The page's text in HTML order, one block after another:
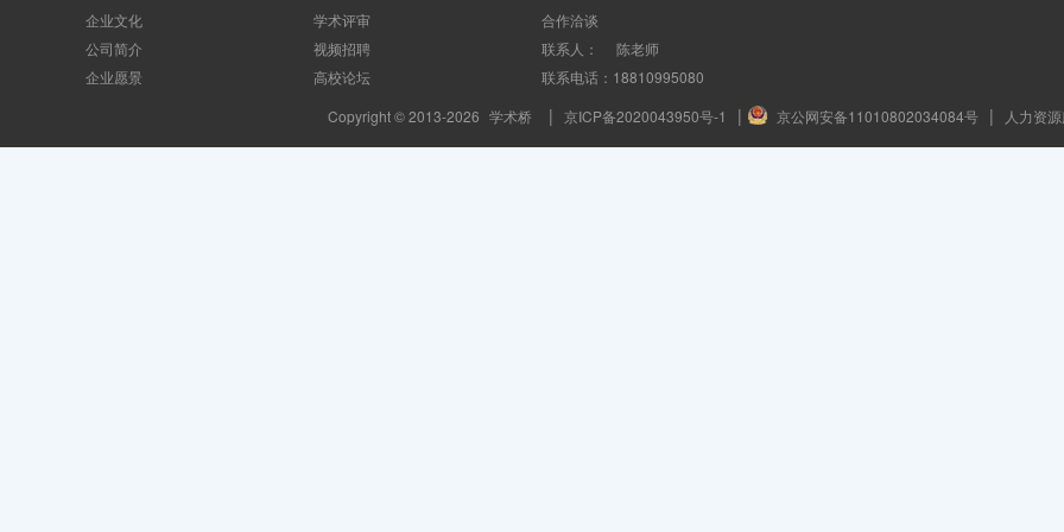
企业文化
公司简介
企业愿景
学术评审
视频招聘
高校论坛
合作洽谈
联系人： 陈老师
联系电话：18810995080
Copyright © 2013-2026 学术桥 | 京ICP备2020043950号-1 | 京公网安备11010802034084号 | 人力资